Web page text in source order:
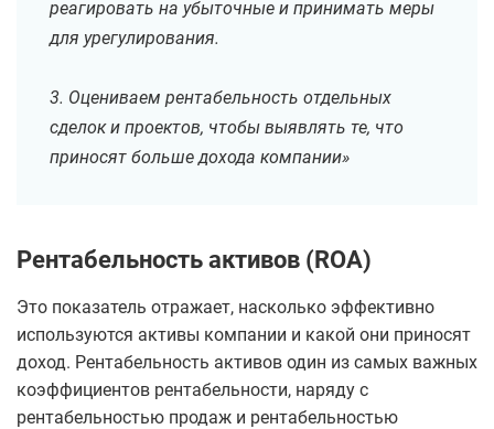
реагировать на убыточные и принимать меры
для урегулирования.
3. Оцениваем рентабельность отдельных
сделок и проектов, чтобы выявлять те, что
приносят больше дохода компании»
Рентабельность активов (ROA)
Это показатель отражает, насколько эффективно
используются активы компании и какой они приносят
доход. Рентабельность активов один из самых важных
коэффициентов рентабельности, наряду с
рентабельностью продаж и рентабельностью